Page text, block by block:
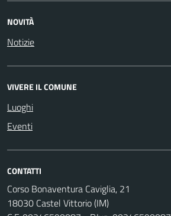
NOVITÀ
Notizie
VIVERE IL COMUNE
Luoghi
Eventi
CONTATTI
Corso Bonaventura Caviglia, 21
18030 Castel Vittorio (IM)